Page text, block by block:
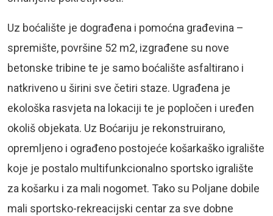
Uz boćalište je dograđena i pomoćna građevina –
spremište, površine 52 m2, izgrađene su nove
betonske tribine te je samo boćalište asfaltirano i
natkriveno u širini sve četiri staze. Ugrađena je
ekološka rasvjeta na lokaciji te je popločen i uređen
okoliš objekata. Uz Boćariju je rekonstruirano,
opremljeno i ograđeno postojeće košarkaško igralište
koje je postalo multifunkcionalno sportsko igralište
za košarku i za mali nogomet. Tako su Poljane dobile
mali sportsko-rekreacijski centar za sve dobne